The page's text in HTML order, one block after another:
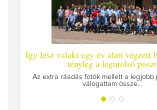
Így lesz valaki egy év alatt végzett
tényleg a legutolsó poszt
Az extra ráadás fotók mellett a legjobb
válogattam össze...